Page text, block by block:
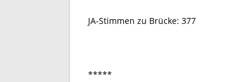
JA-Stimmen zu Brücke: 377
*****